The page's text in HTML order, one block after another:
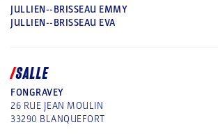
JULLIEN--BRISSEAU EMMY
JULLIEN--BRISSEAU EVA
SALLE
FONGRAVEY
26 RUE JEAN MOULIN
33290 BLANQUEFORT